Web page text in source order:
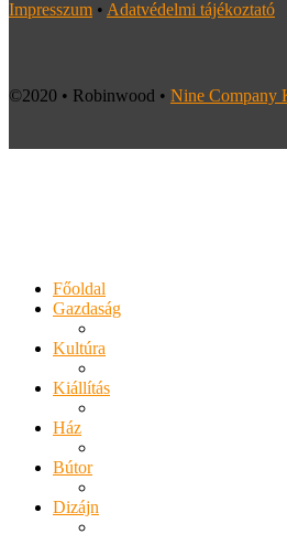
Impresszum • Adatvédelmi tájékoztató
©2020 • Robinwood • Nine Company
Főoldal
Gazdaság
Kultúra
Kiállítás
Ház
Bútor
Dizájn